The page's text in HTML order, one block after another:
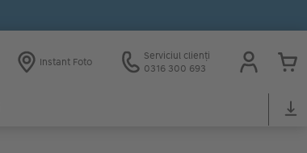
Instant Foto
Serviciul clienți
0316 300 693